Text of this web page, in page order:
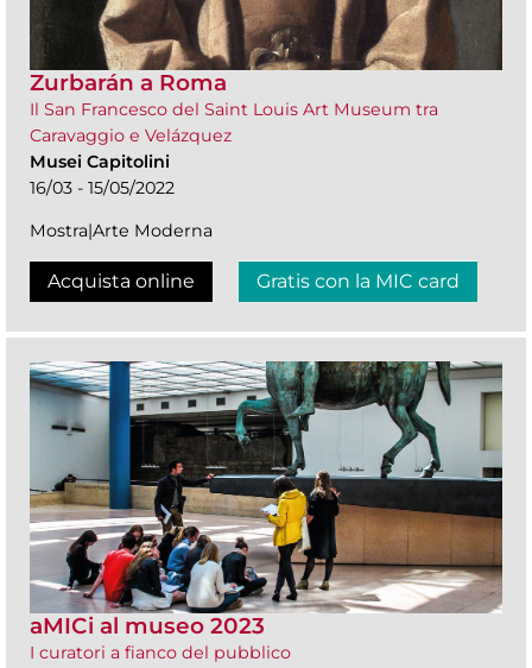
Zurbarán a Roma
Il San Francesco del Saint Louis Art Museum tra
Caravaggio e Velázquez
Musei Capitolini
16/03 - 15/05/2022
Mostra|Arte Moderna
Acquista online Gratis con la MIC card
aMICi al museo 2023
I curatori a fianco del pubblico